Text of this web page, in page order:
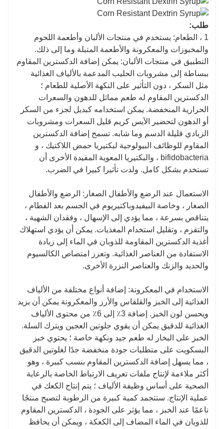
طلب:
1 ، الطعام: يستخدم في منتجات الألبان وأطعمة اللحوم
والمخبوزات والمعكرونة والأطعمة المتبلة وما إلى ذلك.
التطبيق في منتجات الألبان: يمكن إضافة الدكسترين المقاوم
ببساطة إلى مشروبات الحليب المدعمة بالألياف الغذائية
مثل السكر ، دون التأثير على النكهة الأصلية للطعام ؛
الدكسترين المقاوم له طعم مماثل للدهون والسعرات
الحرارية المنخفضة. يمكن استخدامه كبديل لجزء من السكر
أو الدهون لتحضير الآيس كريم قليل السعرات ومشروبات
الزبادي قليلة الدسم وما شابه. تسمح إضافة الدكسترين
المقاوم للوظائف البيولوجية لبكتيريا حمض اللاكتيك ، و
bifidobacteria ، والبكتيريا المعوية المفيدة الأخرى أن
تستخدم بشكل كامل. ولدت تأثيرا كبيرا في الضرب.
الاستعمال عند الرضع والأطفال الصغار: الرضع والأطفال
الصغار ، وخاصة البيفيدوباكتيريوم في الجسم بعد الفطام ،
يتناقص بسرعة ، مما يؤدي إلى الإسهال ، وفقدان الشهية ،
والتقزم ، وتقليل استخدام المغذيات. يمكن أن يؤدي استهلاك
أغذية الدكسترين المقاومة للذوبان في الماء إلى زيادة
الاستفادة من العناصر الغذائية. وتعزز امتصاص الكالسيوم
والحديد والزنك والعناصر النزرة الأخرى.
الاستخدام في المعكرونة: إضافة أنواع مختلفة من الألياف
الغذائية إلى الخبز والقلقاس والأرز والمعكرونة يمكن أن يزيد
ويحسن لون الخبز. إضافة 3٪ إلى 6٪ من محتوى الألياف
الغذائية للدقيق يمكن أن يقوي جلوتين العجين ويترك السلة.
الخبز على البخار له طعم جيد ونكهة خاصة ؛ يحتوي خبز
البسكويت على متطلبات جودة منخفضة جدًا لغلوتين الدقيق
، مما يسهل إضافة الدكسترين المقاوم بنسب كبيرة ، وهو
أكثر ملاءمة لإنتاج ملفات تعريف الارتباط الخاصة بالرعاية
الصحية على أساس وظيفة الألياف ؛ يتم إنتاج الكعك في
عملية الإنتاج. ستتجمد كمية كبيرة من الرطوبة لتصبح منتجًا
ناعمًا عند الخبز ، مما يؤثر على الجودة ، الدكسترين المقاوم
للذوبان في الماء المضاف إلى الكعكة ، ويمكن أن يحافظ